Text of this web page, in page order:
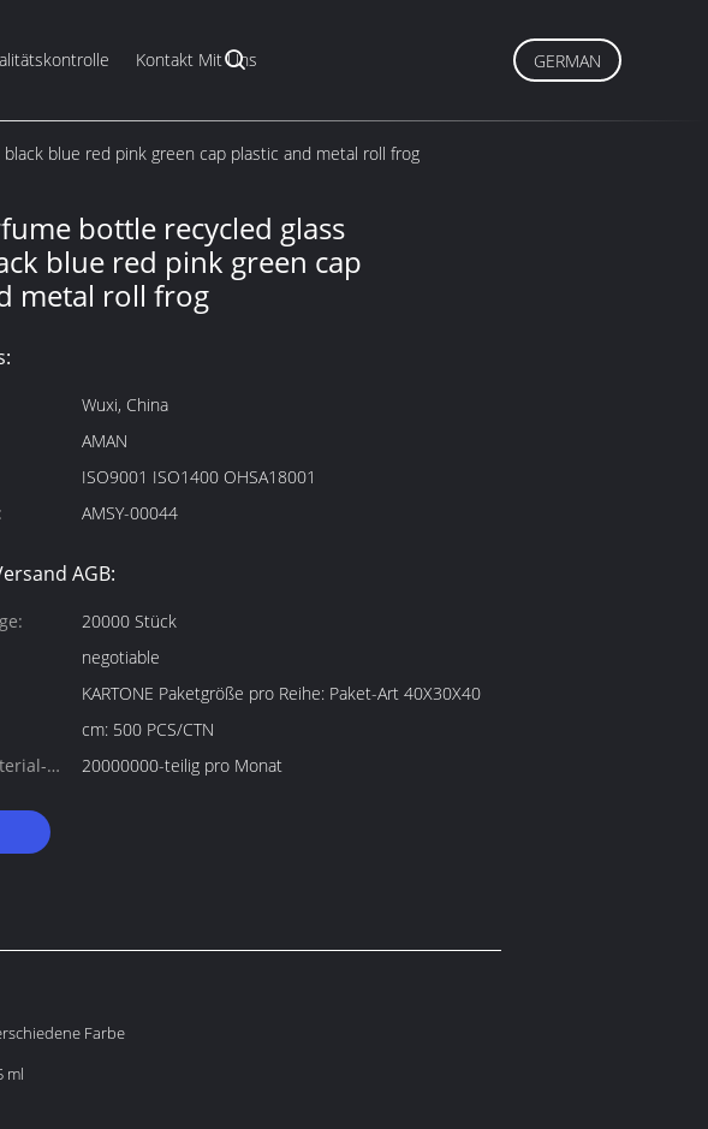
Kontakt Mit Uns GERMAN
blue red pink green cap plastic and metal roll frog
bottle recycled glass
blue red pink green cap
metal roll frog
Wuxi, China
AMAN
ISO9001 ISO1400 OHSA18001
AMSY-00044
AGB:
20000 Stück
negotiable
KARTONE Paketgröße pro Reihe: Paket-Art 40X30X40
cm: 500 PCS/CTN
20000000-teilig pro Monat
Farbe
ml